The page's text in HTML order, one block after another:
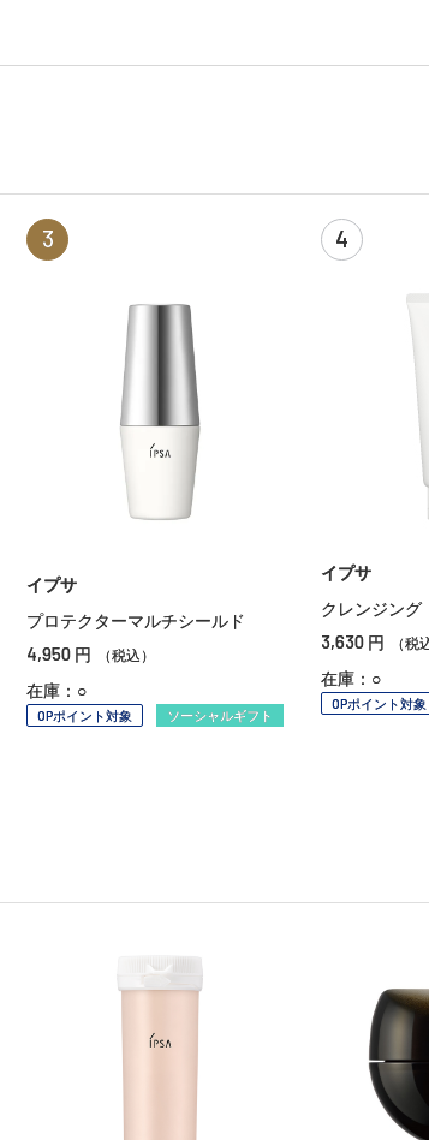
3
イプサ
プロテクターマルチシールド
4,950 円 （税込）
在庫：○
OPポイント対象 ソーシャルギフト
4
イプサ
クレンジン
3,630 円 （税
在庫：○
OPポイント対象